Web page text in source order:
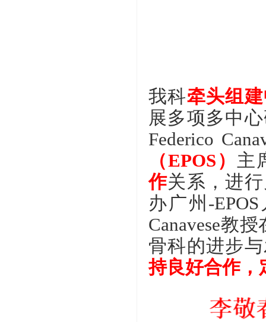
我科牵头组
展多项多中
Federico
（EPOS） 主
作关系，进
办广州-
Canavese教
骨科的进步
持良好合作，